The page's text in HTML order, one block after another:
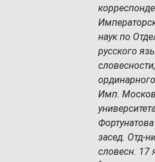
наук по
русского
словесности,
Имп.
засед. Отд-
словесн. 17